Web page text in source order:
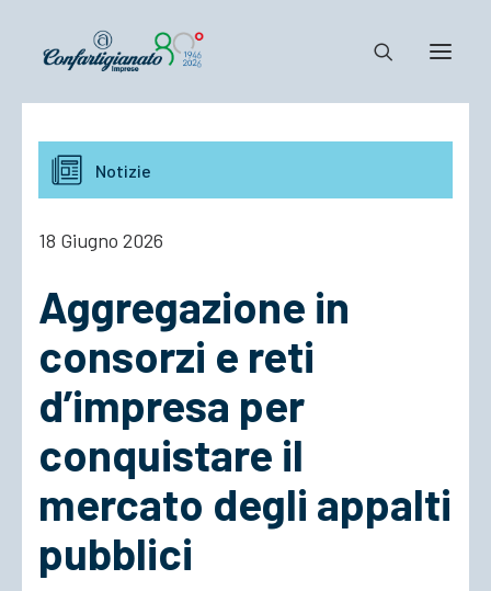
Notizie e Documenti
Confartigianato
Cosa Facciamo
Associarsi
ACCEDI
Notizie
18 Giugno 2026
Aggregazione in
consorzi e reti
d’impresa per
conquistare il
mercato degli appalti
pubblici